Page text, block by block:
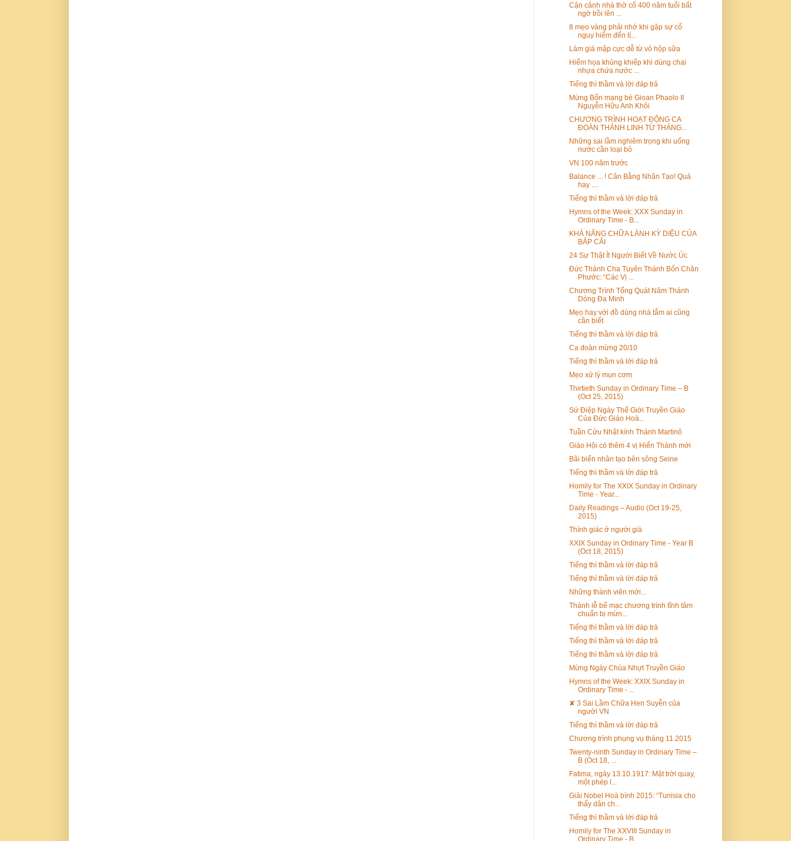
Cận cảnh nhà thờ cổ 400 năm tuổi bất
ngờ trồi lên ...
8 mẹo vàng phải nhớ khi gặp sự cố
nguy hiểm đến tí...
Làm giá mập cực dễ từ vỏ hộp sữa
Hiểm họa khủng khiếp khi dùng chai
nhựa chứa nước ...
Tiếng thì thầm và lời đáp trả
Mừng Bổn mạng bé Gioan Phaolo II
Nguyễn Hữu Anh Khôi
CHƯƠNG TRÌNH HOẠT ĐỘNG CA
ĐOÀN THÁNH LINH TỪ THÁNG...
Những sai lầm nghiêm trọng khi uống
nước cần loại bỏ
VN 100 năm trước
Balance ... ! Cân Bằng Nhân Tạo! Quá
hay ....
Tiếng thì thầm và lời đáp trả
Hymns of the Week: XXX Sunday in
Ordinary Time - B...
KHẢ NĂNG CHỮA LÀNH KỲ DIỆU CỦA
BẮP CẢI
24 Sự Thật Ít Người Biết Về Nước Úc
Đức Thánh Cha Tuyên Thánh Bốn Chân
Phước: “Các Vị ...
Chương Trình Tổng Quát Năm Thánh
Dòng Đa Minh
Mẹo hay với đồ dùng nhà tắm ai cũng
cần biết
Tiếng thì thầm và lời đáp trả
Ca đoàn mừng 20/10
Tiếng thì thầm và lời đáp trả
Mẹo xử lý mụn cơm
Thirtieth Sunday in Ordinary Time – B
(Oct 25, 2015)
Sứ Điệp Ngày Thế Giới Truyền Giáo
Của Đức Giáo Hoà...
Tuần Cửu Nhật kính Thánh Martinô
Giáo Hội có thêm 4 vị Hiển Thánh mới
Bãi biển nhân tạo bên sông Seine
Tiếng thì thầm và lời đáp trả
Homily for The XXIX Sunday in Ordinary
Time - Year...
Daily Readings – Audio (Oct 19-25,
2015)
Thính giác ở người già
XXIX Sunday in Ordinary Time - Year B
(Oct 18, 2015)
Tiếng thì thầm và lời đáp trả
Tiếng thì thầm và lời đáp trả
Những thành viên mới...
Thánh lễ bế mạc chương trình tĩnh tâm
chuẩn bị mừn...
Tiếng thì thầm và lời đáp trả
Tiếng thì thầm và lời đáp trả
Tiếng thì thầm và lời đáp trả
Mừng Ngày Chúa Nhựt Truyền Giáo
Hymns of the Week: XXIX Sunday in
Ordinary Time - ...
✘ 3 Sai Lầm Chữa Hen Suyễn của
người VN
Tiếng thì thầm và lời đáp trả
Chương trình phụng vụ tháng 11.2015
Twenty-ninth Sunday in Ordinary Time –
B (Oct 18, ...
Fatima, ngày 13.10.1917: Mặt trời quay,
một phép l...
Giải Nobel Hoà bình 2015: “Tunisia cho
thấy dân ch...
Tiếng thì thầm và lời đáp trả
Homily for The XXVIII Sunday in
Ordinary Time - B ...